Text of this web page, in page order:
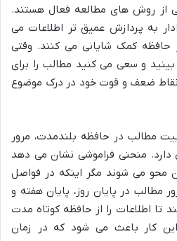
از روش های مطالعه فعال هستند.
به پردازش عمیق تر اطلاعات می
کمک شایانی می کنند. وقتی
و سعی می کنید مطالب را برای
ضعف و قوت خود در درک موضوع
مطالب در حافظه بلندمدت، مرور
منحنی فراموشی نشان می دهد
محو می شوند مگر اینکه در فواصل
مطالب در پایان روز، پایان هفته و
تا اطلاعات را از حافظه کوتاه مدت
کار باعث می شود که در زمان